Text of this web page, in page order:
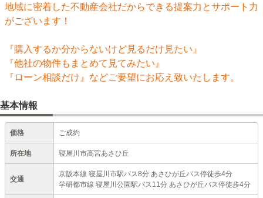
地域に密着した不動産会社だからできる提案力とサポート力
がございます！
『購入するか分からないけど見るだけ見たい』
『他社の物件もまとめて見てみたい』
『ローン相談だけ』などご要望にお応え致いたします。
基本情報
価格 ご成約
所在地 寝屋川市高宮あさひ丘
交通
京阪本線 寝屋川市駅バス8分 あさひが丘バス停徒歩4分
学研都市線 寝屋川公園駅バス11分 あさひが丘バス停徒歩4分